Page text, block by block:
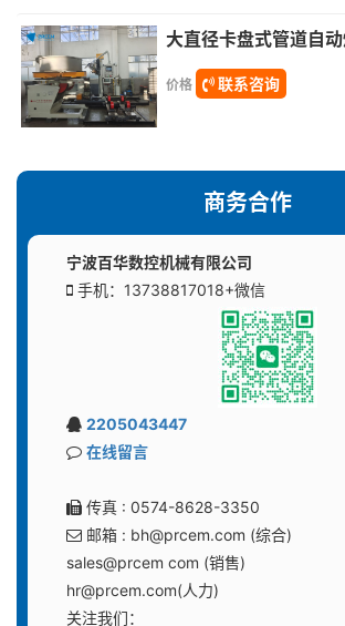
大直径卡盘式管道自
价格 联系咨询
商务合作
宁波百华数控机械有限公司
手机：13738817018+微信
2205043447
在线留言
传真 : 0574-8628-3350
邮箱 : bh@prcem.com (综合)
sales@prcem com (销售)
hr@prcem.com(人力)
关注我们：